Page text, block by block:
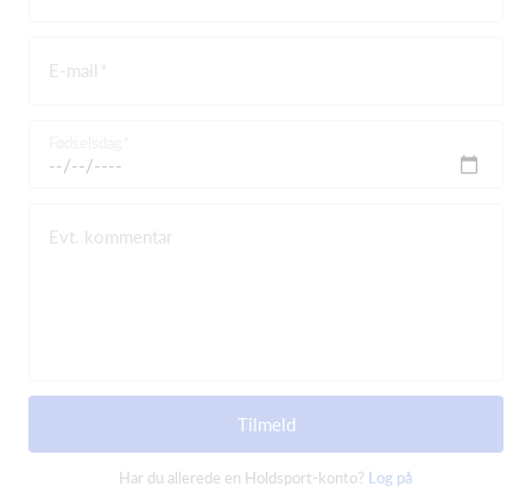
E-mail
Evt. kommentar
Tilmeld
Har du allerede en Holdsport-konto? Log på